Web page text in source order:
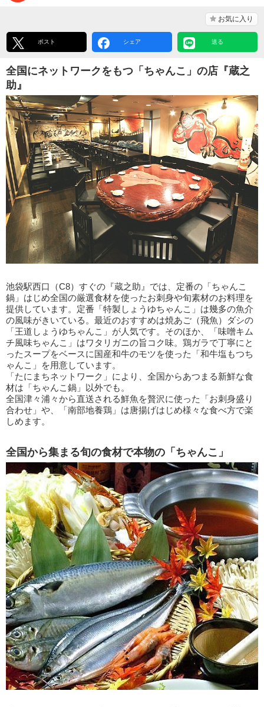
お気に入り
ポスト シェア 送る
全国にネットワークをもつ「ちゃんこ」の店『蔵之
助』
池袋駅西口（C8）すぐの『蔵之助』では、定番の「ちゃんこ
鍋」はじめ全国の厳選食材を使ったお刺身や旬素材のお料理を
提供しています。定番「特製しょうゆちゃんこ」は幾多の魚介
の風味がきいている。最近のおすすめは焼あご（飛魚）ダシの
「王道しょうゆちゃんこ」が人気です。そのほか、「味噌キム
チ風味ちゃんこ」はワタリガニの旨コク味。鶏ガラで丁寧にと
ったスープをベースに国産和牛のモツを使った「和牛塩もつち
ゃんこ」を用意しています。
「たにまちネットワーク」により、全国からあつまる新鮮な食
材は「ちゃんこ鍋」以外でも。
全国津々浦々から直送される鮮魚を贅沢に使った「お刺身盛り
合わせ」や、「南部地養鶏」は唐揚げはじめ様々な食べ方で楽
しめます。
全国から集まる旬の食材で本物の「ちゃんこ」